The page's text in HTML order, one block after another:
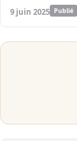
9 juin 2025 Publié